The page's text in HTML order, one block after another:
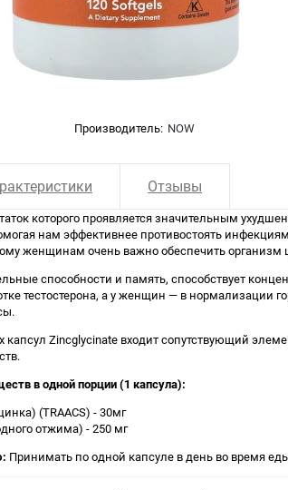
Производитель: NOW
Отзывы
которого проявляется значительным
нам эффективнее противостоять
женщинам очень важно обеспечить
способности и память, способствует
тестостерона, а у женщин — в нормализации
капсул Zincglycinate входит сопутствующий
в одной порции (1 капсула):
(TRAACS) - 30мг
отжима) - 250 мг
Принимать по одной капсуле в день во время